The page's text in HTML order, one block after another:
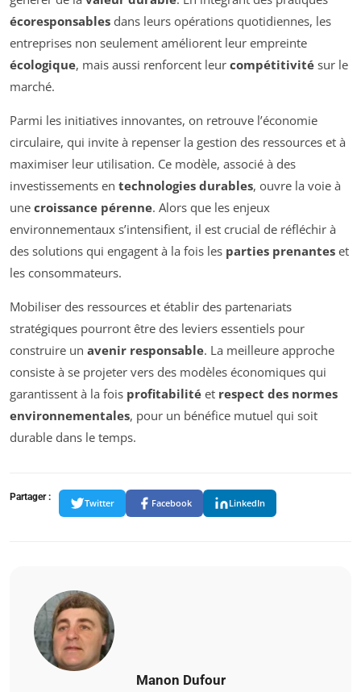
écoresponsables dans leurs opérations quotidiennes, les
entreprises non seulement améliorent leur empreinte
écologique, mais aussi renforcent leur compétitivité sur le
marché.
Parmi les initiatives innovantes, on retrouve l’économie
circulaire, qui invite à repenser la gestion des ressources et à
maximiser leur utilisation. Ce modèle, associé à des
investissements en technologies durables, ouvre la voie à
une croissance pérenne. Alors que les enjeux
environnementaux s’intensifient, il est crucial de réfléchir à
des solutions qui engagent à la fois les parties prenantes et
les consommateurs.
Mobiliser des ressources et établir des partenariats
stratégiques pourront être des leviers essentiels pour
construire un avenir responsable. La meilleure approche
consiste à se projeter vers des modèles économiques qui
garantissent à la fois profitabilité et respect des normes
environnementales, pour un bénéfice mutuel qui soit
durable dans le temps.
Partager :
Twitter Facebook LinkedIn
Manon Dufour